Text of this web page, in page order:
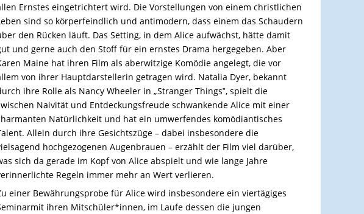
Ernstes eingetrichtert wird. Die Vorstellungen von einem christlichen
sind so körperfeindlich und antimodern, dass einem das Schaudern
den Rücken läuft. Das Setting, in dem Alice aufwächst, hätte damit
und gerne auch den Stoff für ein ernstes Drama hergegeben. Aber
Maine hat ihren Film als aberwitzige Komödie angelegt, die vor
von ihrer Hauptdarstellerin getragen wird. Natalia Dyer, bekannt
ihre Rolle als Nancy Wheeler in „Stranger Things‟, spielt die
Naivität und Entdeckungsfreude schwankende Alice mit einer
Natürlichkeit und hat ein umwerfendes komödiantisches
Allein durch ihre Gesichtszüge – dabei insbesondere die
hochgezogenen Augenbrauen – erzählt der Film viel darüber,
sich da gerade im Kopf von Alice abspielt und wie lange Jahre
Regeln immer mehr an Wert verlieren.
u einer Bewährungsprobe für Alice wird insbesondere ein viertägiges
mit ihren Mitschüler*innen, im Laufe dessen die jungen